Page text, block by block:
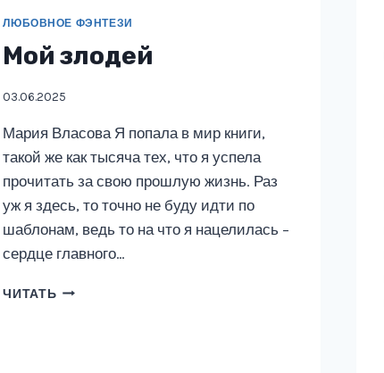
ЛЮБОВНОЕ ФЭНТЕЗИ
Мой злодей
03.06.2025
Мария Власова Я попала в мир книги,
такой же как тысяча тех, что я успела
прочитать за свою прошлую жизнь. Раз
уж я здесь, то точно не буду идти по
шаблонам, ведь то на что я нацелилась –
сердце главного…
ЧИТАТЬ МОЙ